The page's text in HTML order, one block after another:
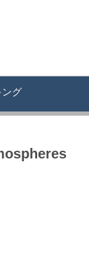
ング